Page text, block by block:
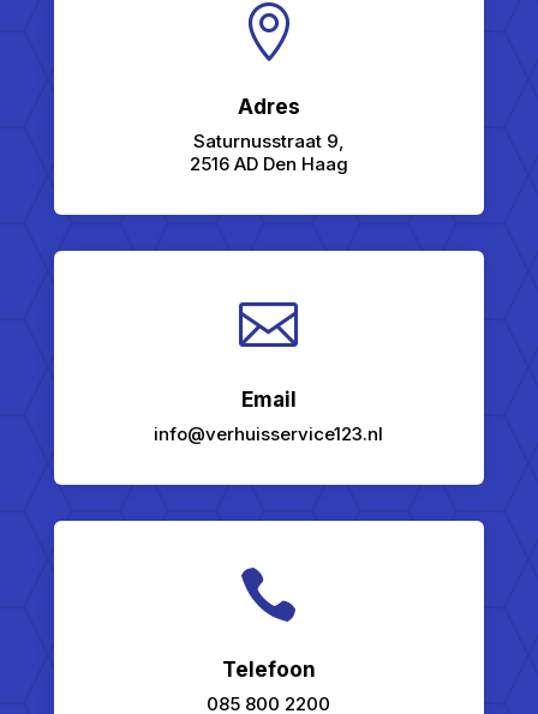

Adres
Saturnusstraat 9,
2516 AD Den Haag

Email
info@verhuisservice123.nl

Telefoon
085 800 2200